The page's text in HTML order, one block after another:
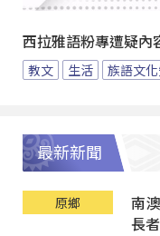
西拉雅語粉專遭疑內
教文 生活 族語文
最新新聞
原鄉
南
長者